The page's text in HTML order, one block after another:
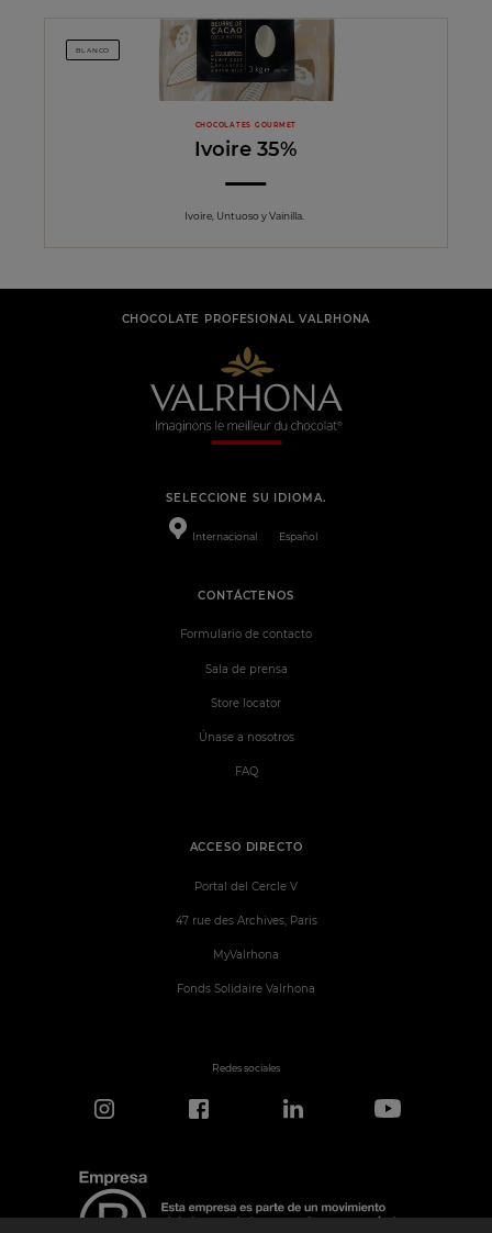
BLANCO
CHOCOLATES GOURMET
Ivoire 35%
Ivoire, Untuoso y Vainilla.
CHOCOLATE PROFESIONAL VALRHONA
SELECCIONE SU IDIOMA.
Internacional Español
ACCESO DIRECTO
Portal del Cercle V
47 rue des Archives, Paris
MyValrhona
Fonds Solidaire Valrhona
CONTÁCTENOS
Formulario de contacto
Sala de prensa
Store locator
Únase a nosotros
FAQ
Redes sociales